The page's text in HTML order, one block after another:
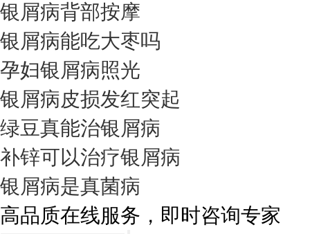
银屑病背部按摩
银屑病能吃大枣吗
孕妇银屑病照光
银屑病皮损发红突起
绿豆真能治银屑病
补锌可以治疗银屑病
银屑病是真菌病
高品质在线服务，即时咨询专家